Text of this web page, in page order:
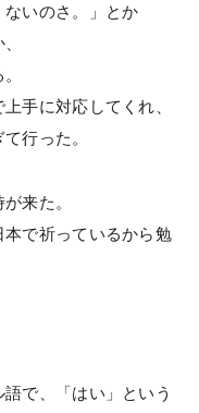
ないのさ。」とか
手に対応してくれ、
行った。
来た。
本で祈っているから勉
で、「はい」という